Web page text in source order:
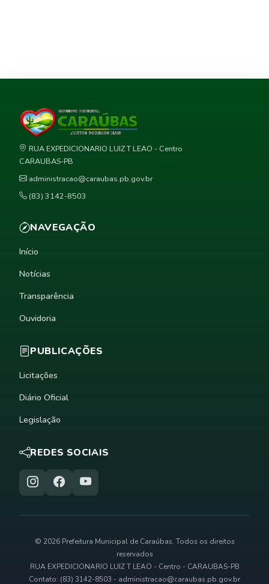
RUA EXPEDICIONARIO LUIZ T LEAO - Centro
CARAUBAS-PB
administracao@caraubas.pb.gov.br
(83) 3142-8503
NAVEGAÇÃO
Início
Notícias
Transparência
Ouvidoria
PUBLICAÇÕES
Licitações
Diário Oficial
Legislação
REDES SOCIAIS
© 2026 Prefeitura Municipal de Caraúbas. Todos os direitos
reservados
RUA EXPEDICIONARIO LUIZ T LEAO - Centro - CARAUBAS-PB
Contato: (83) 3142-8503 - administracao@caraubas.pb.gov.br